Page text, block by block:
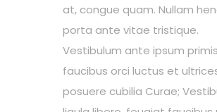
at, congue quam. Nullam
porta ante vitae tristique.
Vestibulum ante ipsum
faucibus orci luctus et
posuere cubilia Curae;